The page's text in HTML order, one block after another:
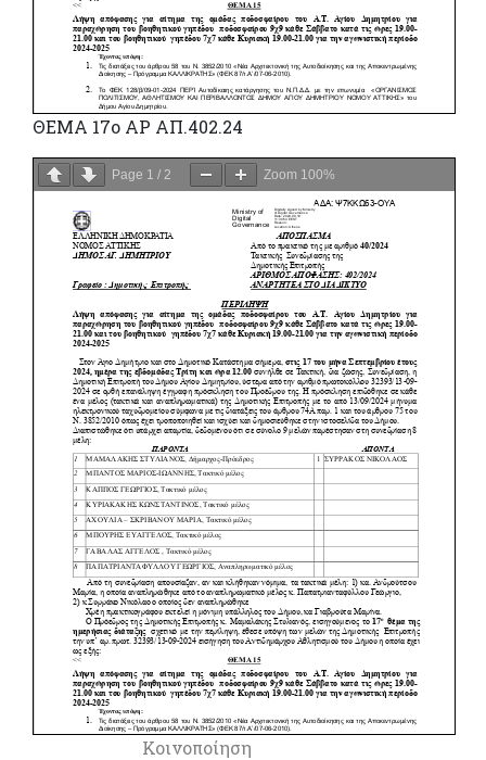
ΘΕΜΑ 17ο ΑΡ ΑΠ.402.24
Page 1 / 2 Zoom 100%
Κοινοποίηση